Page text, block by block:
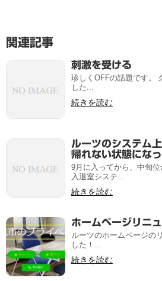
関連記事
刺激を受ける
珍しくOFFの話題です。
した...
続きを読む
ルーツのシステム
帰れない状態になっ
9月に入ってから、中旬
入退室システ...
続きを読む
ホームページリニ
ルーツのホームページの
した！...
続きを読む